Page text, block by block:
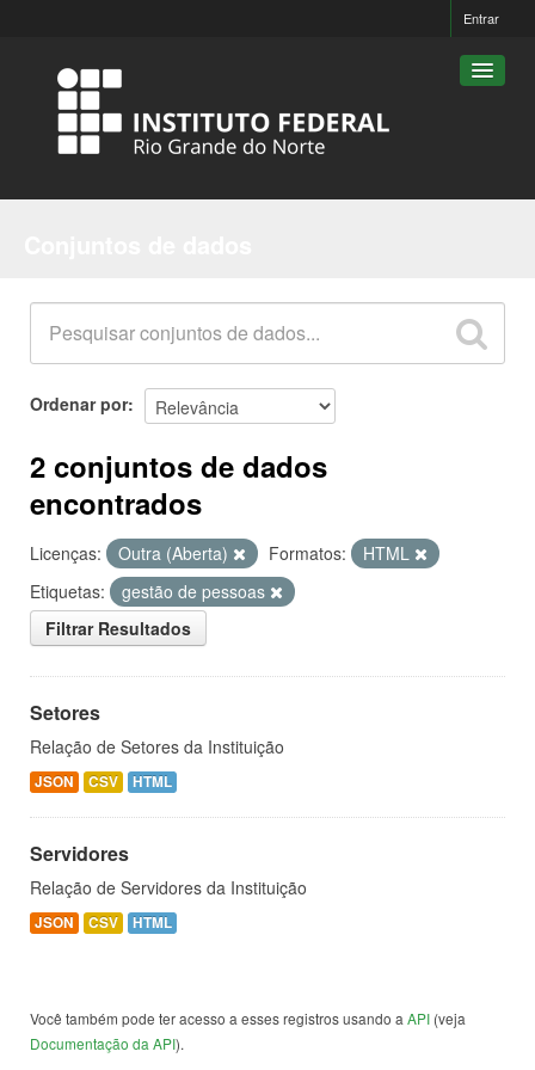
Entrar
Grupos
Sobre
Ordenar por
2 conjuntos de dados
encontrados
Licenças: Outra (Aberta) Formatos:
HTML
Etiquetas:
gestão de pessoas
Filtrar Resultados
Setores
Relação de Setores da Instituição
JSON CSV HTML
Servidores
Relação de Servidores da Instituição
JSON CSV HTML
Você também pode ter acesso a esses registros usando a API (veja
Documentação da API).